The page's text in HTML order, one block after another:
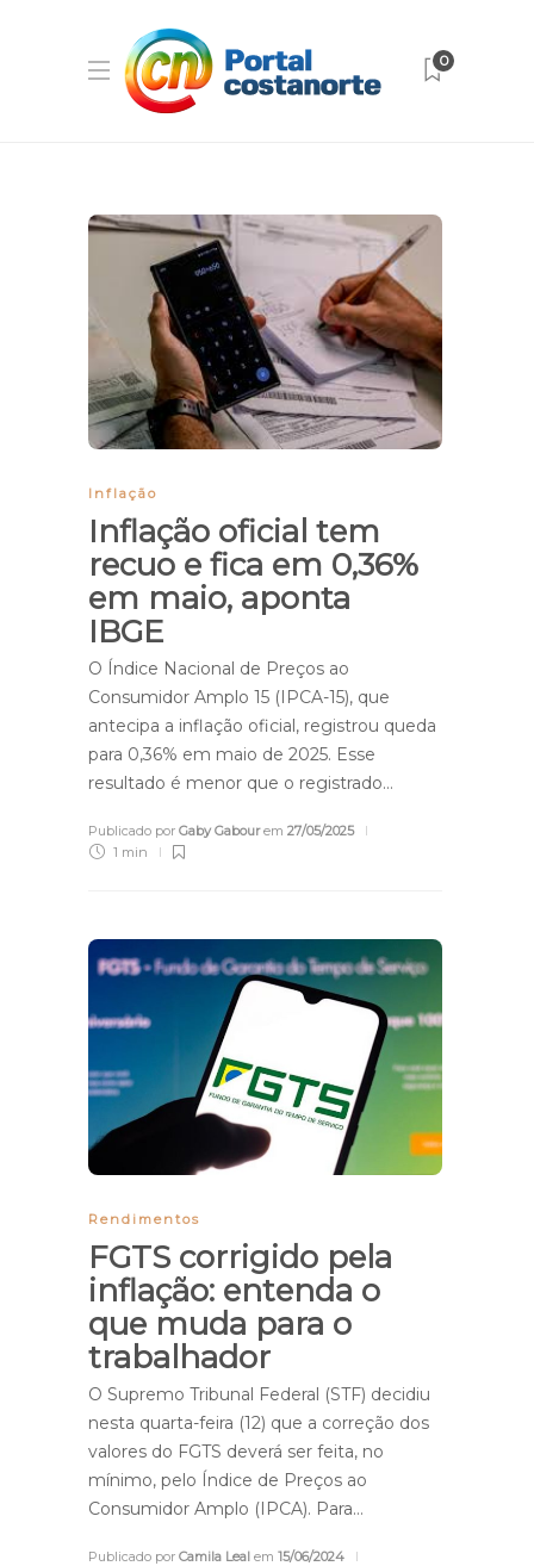
0
Inflação
Inflação oficial tem
recuo e fica em 0,36%
em maio, aponta
IBGE
O Índice Nacional de Preços ao
Consumidor Amplo 15 (IPCA-15), que
antecipa a inflação oficial, registrou queda
para 0,36% em maio de 2025. Esse
resultado é menor que o registrado…
Publicado por Gaby Gabourem 27/05/2025
1 min
Rendimentos
FGTS corrigido pela
inflação: entenda o
que muda para o
trabalhador
O Supremo Tribunal Federal (STF) decidiu
nesta quarta-feira (12) que a correção dos
valores do FGTS deverá ser feita, no
mínimo, pelo Índice de Preços ao
Consumidor Amplo (IPCA). Para…
Publicado por Camila Leal em 15/06/2024